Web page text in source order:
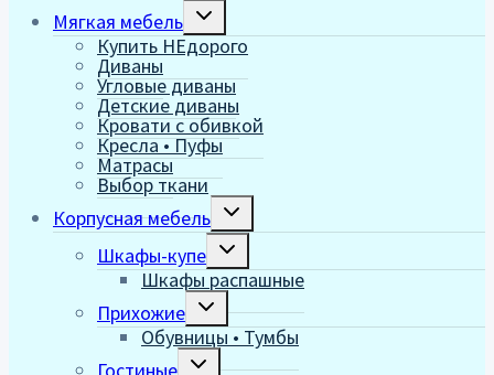
Мягкая мебель
Переключить
меню
Купить НЕдорого
Диваны
Угловые диваны
Детские диваны
Кровати с обивкой
Кресла • Пуфы
Матрасы
Выбор ткани
Корпусная мебель
Переключить
меню
Шкафы-купе
Переключить
меню
Шкафы распашные
Прихожие
Переключить
дочернее
меню
Обувницы • Тумбы
Переключить